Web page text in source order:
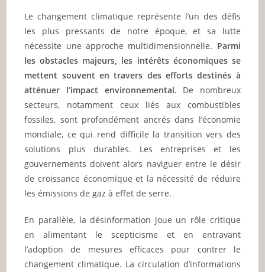
Le changement climatique représente l’un des défis
les plus pressants de notre époque, et sa lutte
nécessite une approche multidimensionnelle. Parmi
les obstacles majeurs, les intérêts économiques se
mettent souvent en travers des efforts destinés à
atténuer l’impact environnemental. De nombreux
secteurs, notamment ceux liés aux combustibles
fossiles, sont profondément ancrés dans l’économie
mondiale, ce qui rend difficile la transition vers des
solutions plus durables. Les entreprises et les
gouvernements doivent alors naviguer entre le désir
de croissance économique et la nécessité de réduire
les émissions de gaz à effet de serre.
En parallèle, la désinformation joue un rôle critique
en alimentant le scepticisme et en entravant
l’adoption de mesures efficaces pour contrer le
changement climatique. La circulation d’informations